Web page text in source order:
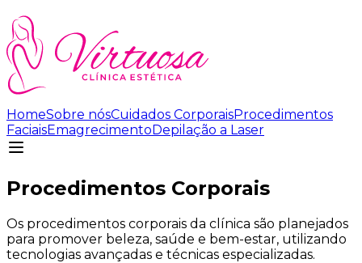
HomeSobre nósCuidados CorporaisProcedimentos
FaciaisEmagrecimentoDepilação a Laser
Procedimentos Corporais
Os procedimentos corporais da clínica são planejados
para promover beleza, saúde e bem-estar, utilizando
tecnologias avançadas e técnicas especializadas.